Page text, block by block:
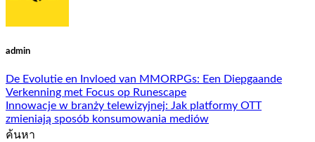
admin
De Evolutie en Invloed van MMORPGs: Een Diepgaande
Verkenning met Focus op Runescape
Innowacje w branży telewizyjnej: Jak platformy OTT
zmieniają sposób konsumowania mediów
ค้นหา